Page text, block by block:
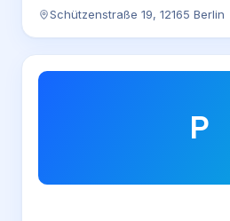
Schützenstraße 19, 12165 Berlin
P